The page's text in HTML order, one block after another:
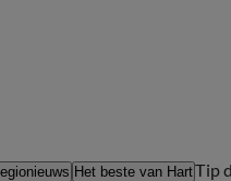
Het beste van HartTip